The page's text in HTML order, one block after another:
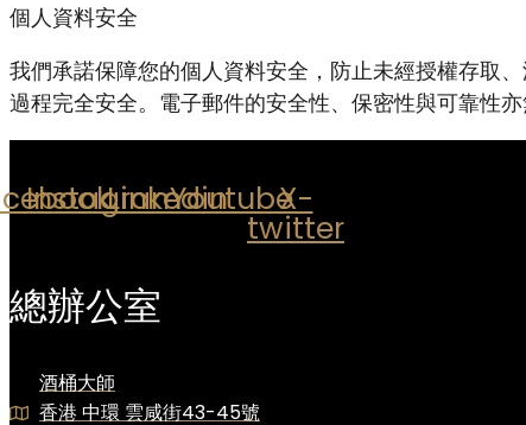
個人資料安全
我們承諾保障您的個人資料安全，防止未經授權存取
過程完全安全。電子郵件的安全性、保密性與可靠性亦
Instagram
LinkedinYoutubeX-
twitter
總辦公室
酒桶大師
香港 中環 雲咸街43-45號